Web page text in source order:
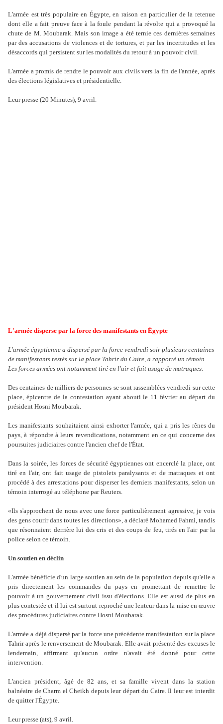
L'armée est très populaire en Égypte, en raison en particulier de la retenue
dont elle a fait preuve face à la foule pendant la révolte qui a provoqué la
chute de M. Moubarak. Mais son image a été ternie ces dernières semaines
par des accusations de violences et de tortures, et par les incertitudes et les
désaccords qui persistent sur les modalités du retour à un pouvoir civil.
L'armée a promis de rendre le pouvoir aux civils vers la fin de l'année, après
des élections législatives et présidentielle.
Leur presse (20 Minutes), 9 avril.
L'armée disperse par la force des manifestants en Égypte
L'armée égyptienne a dispersé par la force vendredi soir plusieurs centaines
de manifestants restés sur la place Tahrir du Caire, a rapporté un témoin.
Les forces armées ont notamment tiré en l'air et fait usage de matraques.
Des centaines de milliers de personnes se sont rassemblées vendredi sur cette
place, épicentre de la contestation ayant abouti le 11 février au départ du
président Hosni Moubarak.
Les manifestants souhaitaient ainsi exhorter l'armée, qui a pris les rênes du
pays, à répondre à leurs revendications, notamment en ce qui concerne des
poursuites judiciaires contre l'ancien chef de l'État.
Dans la soirée, les forces de sécurité égyptiennes ont encerclé la place, ont
tiré en l'air, ont fait usage de pistolets paralysants et de matraques et ont
procédé à des arrestations pour disperser les derniers manifestants, selon un
témoin interrogé au téléphone par Reuters.
«Ils s'approchent de nous avec une force particulièrement agressive, je vois
des gens courir dans toutes les directions», a déclaré Mohamed Fahmi, tandis
que résonnaient derrière lui des cris et des coups de feu, tirés en l'air par la
police selon ce témoin.
Un soutien en déclin
L'armée bénéficie d'un large soutien au sein de la population depuis qu'elle a
pris directement les commandes du pays en promettant de remettre le
pouvoir à un gouvernement civil issu d'élections. Elle est aussi de plus en
plus contestée et il lui est surtout reproché une lenteur dans la mise en œuvre
des procédures judiciaires contre Hosni Moubarak.
L'armée a déjà dispersé par la force une précédente manifestation sur la place
Tahrir après le renversement de Moubarak. Elle avait présenté des excuses le
lendemain, affirmant qu'aucun ordre n'avait été donné pour cette
intervention.
L'ancien président, âgé de 82 ans, et sa famille vivent dans la station
balnéaire de Charm el Cheikh depuis leur départ du Caire. Il leur est interdit
de quitter l'Égypte.
Leur presse (ats), 9 avril.